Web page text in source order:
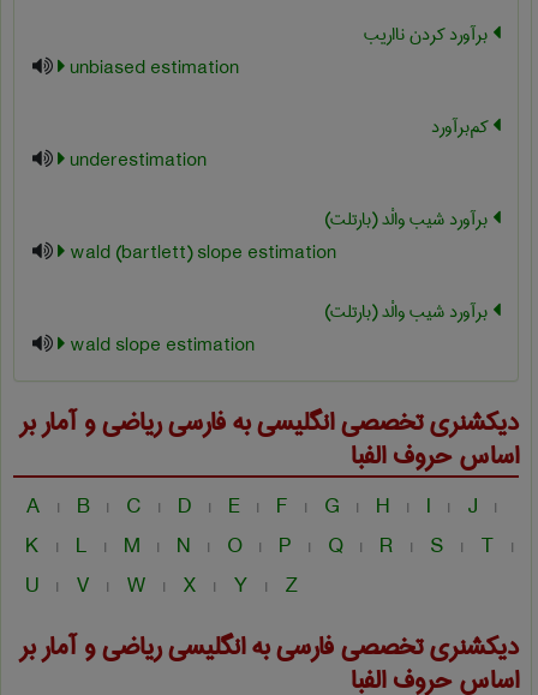
برآورد کردن نااریب
unbiased estimation
کم‌برآورد
underestimation
برآورد شیب والْد (بارتلت)
wald (bartlett) slope estimation
برآورد شیب والْد (بارتلت)
wald slope estimation
دیکشنری تخصصی انگلیسی به فارسیریاضی و آماربر
اساس حروف الفبا
A | B | C | D | E | F | G | H | I | J |
K | L | M | N | O | P | Q | R | S | T |
U | V | W | X | Y | Z
دیکشنری تخصصی فارسی به انگلیسیریاضی و آماربر
اساس حروف الفبا